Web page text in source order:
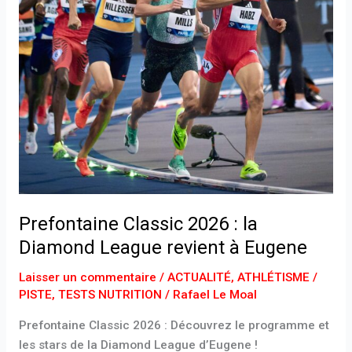
Prefontaine Classic 2026 : la
Diamond League revient à Eugene
Laisser un commentaire / ACTUALITÉ, ATHLÉTISME /
PISTE, TESTS NUTRITION / Rafael Le Moal
Prefontaine Classic 2026 : Découvrez le programme et
les stars de la Diamond League d’Eugene !
League
revient
à
Eugene